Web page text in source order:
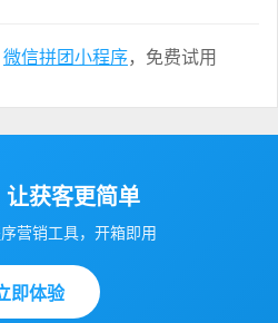
微信拼团小程序，免费试用
让获客更简单
营销工具，开箱即用
即体验